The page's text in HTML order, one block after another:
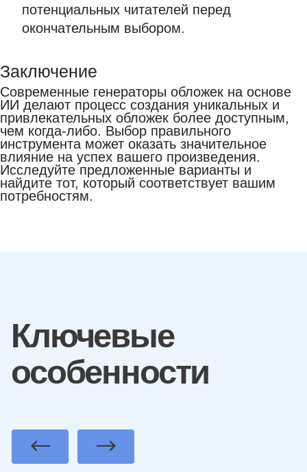
потенциальных читателей перед
окончательным выбором.
Заключение
Современные генераторы обложек на основе
ИИ делают процесс создания уникальных и
привлекательных обложек более доступным,
чем когда-либо. Выбор правильного
инструмента может оказать значительное
влияние на успех вашего произведения.
Исследуйте предложенные варианты и
найдите тот, который соответствует вашим
потребностям.
Ключевые
особенности
PreviousNext